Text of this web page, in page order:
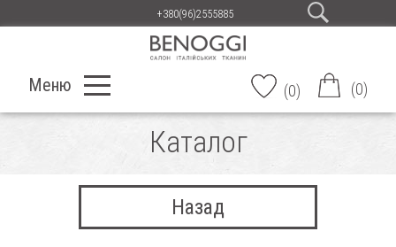
+380(96)2555885
Меню (0) (0)
Каталог
Назад